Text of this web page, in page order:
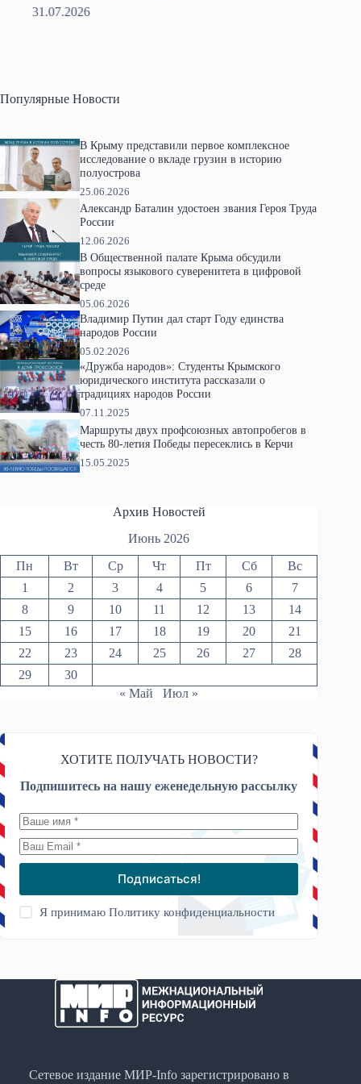
31.07.2026
Популярные Новости
В Крыму представили первое комплексное
исследование о вкладе грузин в историю
полуострова
25.06.2026
Александр Баталин удостоен звания Героя Труда
России
12.06.2026
В Общественной палате Крыма обсудили
вопросы языкового суверенитета в цифровой
среде
05.06.2026
Владимир Путин дал старт Году единства
народов России
05.02.2026
«Дружба народов»: Студенты Крымского
юридического института рассказали о
традициях народов России
07.11.2025
Маршруты двух профсоюзных автопробегов в
честь 80-летия Победы пересеклись в Керчи
15.05.2025
Архив Новостей
Июнь 2026
Пн Вт Ср Чт Пт Сб
Вс
1
2 3 4 5 6
7
8
9 10 11 12 13
14
15
16 17 18 19 20
21
22
23 24 25 26 27
28
29
30
« Май
Июл »
ХОТИТЕ ПОЛУЧАТЬ НОВОСТИ?
Подпишитесь на нашу еженедельную рассылку
Подписаться!
Я принимаюПолитику конфиденциальности
Сетевое издание МИР-Info зарегистрировано в